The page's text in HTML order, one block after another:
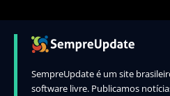
SempreUpdate é um site
software livre. Publicamos